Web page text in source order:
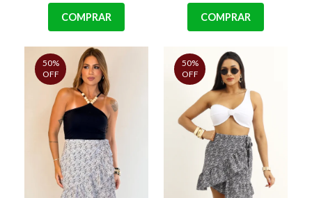
COMPRAR COMPRAR
50%
OFF
50%
OFF